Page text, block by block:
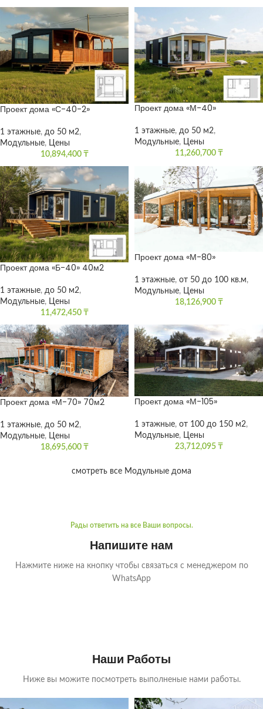
Проект дома «С-40-2»
1 этажные, до 50 м2,
Модульные, Цены
10,894,400 ₸
Проект дома «М-40»
1 этажные, до 50 м2,
Модульные, Цены
11,260,700 ₸
Проект дома «Б-40» 40м2
1 этажные, до 50 м2,
Модульные, Цены
11,472,450 ₸
Проект дома «М-80»
1 этажные, от 50 до 100 кв.м,
Модульные, Цены
18,126,900 ₸
Проект дома «М-70» 70м2
1 этажные, до 50 м2,
Модульные, Цены
18,695,600 ₸
Проект дома «М-105»
1 этажные, от 100 до 150 м2,
Модульные, Цены
23,712,095 ₸
смотреть все Модульные дома
Рады ответить на все Ваши вопросы.
Напишите нам
Нажмите ниже на кнопку чтобы связаться с менеджером по
WhatsApp
Наши Работы
Ниже вы можите посмотреть выполненые нами работы.